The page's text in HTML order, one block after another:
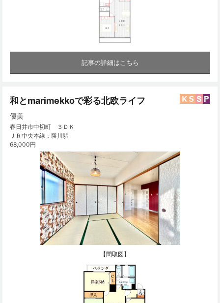
記事の詳細はこちら
和とmarimekkoで彩る北欧ライフ
優美
春日井市中切町 ３ＤＫ
ＪＲ中央本線：勝川駅
68,000円
【間取図】